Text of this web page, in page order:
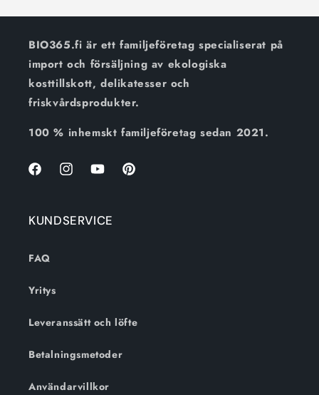
BIO365.fi är ett familjeföretag specialiserat på
import och försäljning av ekologiska
kosttillskott, delikatesser och
friskvårdsprodukter.
100 % inhemskt familjeföretag sedan 2021.
FacebookInstagramYoutubePinterest
KUNDSERVICE
FAQ
Yritys
Leveranssätt och löfte
Betalningsmetoder
Användarvillkor